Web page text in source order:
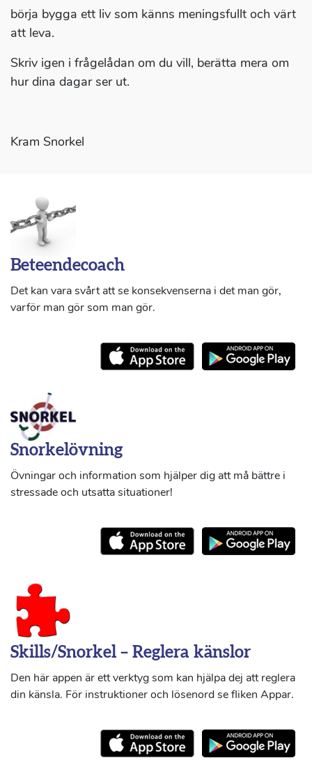
börja bygga ett liv som känns meningsfullt och värt
att leva.
Skriv igen i frågelådan om du vill, berätta mera om
hur dina dagar ser ut.
Kram Snorkel
Beteendecoach
Det kan vara svårt att se konsekvenserna i det man gör,
varför man gör som man gör.
Snorkelövning
Övningar och information som hjälper dig att må bättre i
stressade och utsatta situationer!
Skills/Snorkel – Reglera känslor
Den här appen är ett verktyg som kan hjälpa dej att reglera
din känsla. För instruktioner och lösenord se fliken Appar.